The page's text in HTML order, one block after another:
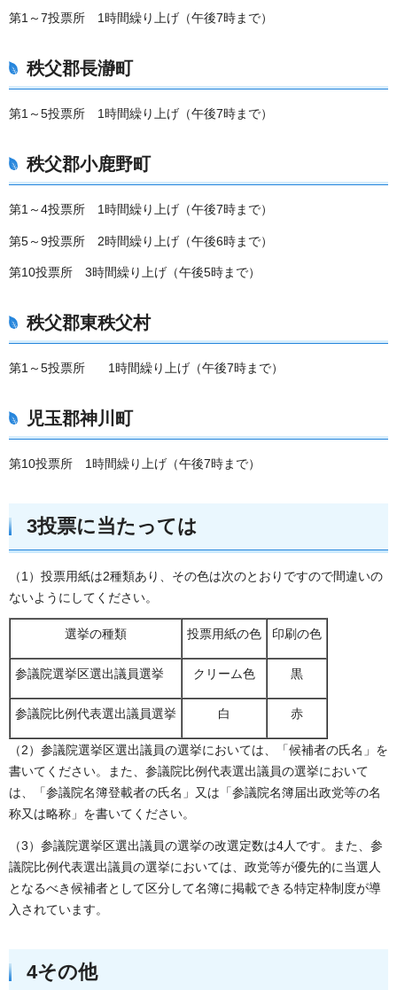
第1～7投票所 1時間繰り上げ（午後7時まで）
秩父郡長瀞町
第1～5投票所 1時間繰り上げ（午後7時まで）
秩父郡小鹿野町
第1～4投票所 1時間繰り上げ（午後7時まで）
第5～9投票所 2時間繰り上げ（午後6時まで）
第10投票所 3時間繰り上げ（午後5時まで）
秩父郡東秩父村
第1～5投票所 1時間繰り上げ（午後7時まで）
児玉郡神川町
第10投票所 1時間繰り上げ（午後7時まで）
3投票に当たっては
（1）投票用紙は2種類あり、その色は次のとおりですので間違いの
ないようにしてください。
選挙の種類 投票用紙の色 印刷の色
参議院選挙区選出議員選挙 クリーム色 黒
参議院比例代表選出議員選挙 白 赤
（2）参議院選挙区選出議員の選挙においては、「候補者の氏名」を
書いてください。また、参議院比例代表選出議員の選挙において
は、「参議院名簿登載者の氏名」又は「参議院名簿届出政党等の名
称又は略称」を書いてください。
（3）参議院選挙区選出議員の選挙の改選定数は4人です。また、参
議院比例代表選出議員の選挙においては、政党等が優先的に当選人
となるべき候補者として区分して名簿に掲載できる特定枠制度が導
入されています。
4その他